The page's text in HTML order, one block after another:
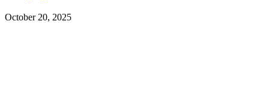
October 20, 2025